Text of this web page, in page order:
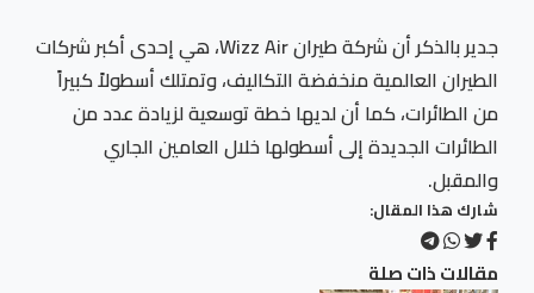
جدير بالذكر أن شركة طيران Wizz Air، هي إحدى أكبر شركات
الطيران العالمية منخفضة التكاليف، وتمتلك أسطولاً كبيراً
من الطائرات، كما أن لديها خطة توسعية لزيادة عدد من
الطائرات الجديدة إلى أسطولها خلال العامين الجاري
والمقبل.
شارك هذا المقال:
مقالات ذات صلة